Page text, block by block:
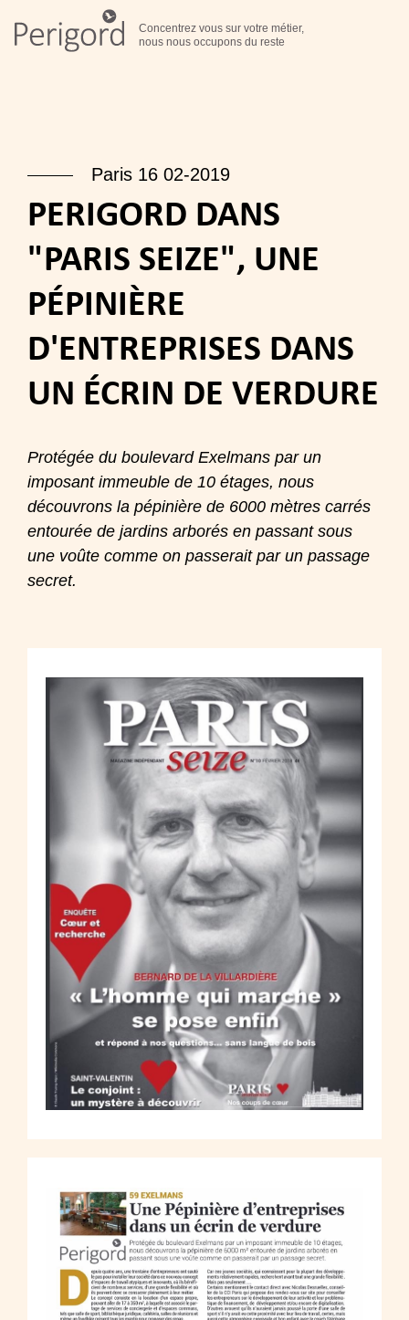
Concentrez vous sur votre métier,
nous nous occupons du reste
Paris 16 02-2019
PERIGORD DANS
"PARIS SEIZE", UNE
PÉPINIÈRE
D'ENTREPRISES DANS
UN ÉCRIN DE VERDURE
Protégée du boulevard Exelmans par un
imposant immeuble de 10 étages, nous
découvrons la pépinière de 6000 mètres carrés
entourée de jardins arborés en passant sous
une voûte comme on passerait par un passage
secret.